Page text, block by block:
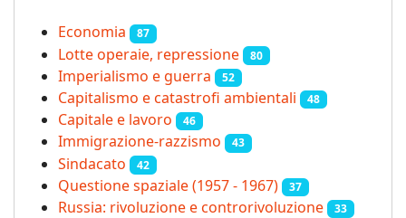
Economia 87
Lotte operaie, repressione 80
Imperialismo e guerra 52
Capitalismo e catastrofi ambientali 48
Capitale e lavoro 46
Immigrazione-razzismo 43
Sindacato 42
Questione spaziale (1957 - 1967) 37
Russia: rivoluzione e controrivoluzione 33